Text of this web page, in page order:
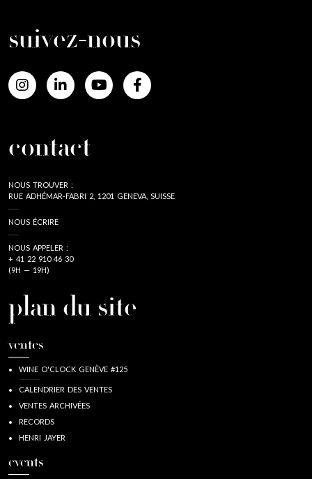
suivez-nous
contact
NOUS TROUVER :
RUE ADHÉMAR-FABRI 2, 1201 GENEVA, SUISSE
NOUS ÉCRIRE
NOUS APPELER :
+ 41 22 910 46 30
(9H — 19H)
plan du site
ventes
WINE O'CLOCK GENÈVE #125
CALENDRIER DES VENTES
VENTES ARCHIVÉES
RECORDS
HENRI JAYER
events